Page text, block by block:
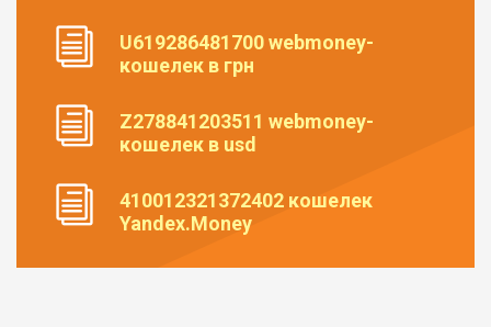
U619286481700 webmoney-
кошелек в грн
Z278841203511 webmoney-
кошелек в usd
410012321372402 кошелек
Yandex.Money